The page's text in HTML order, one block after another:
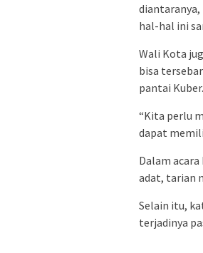
diantaranya,
hal-hal ini
Wali Kota
bisa
pantai Kuber.
“Kita perlu
dapat
Dalam
adat, tarian
Selain itu,
terjadinya